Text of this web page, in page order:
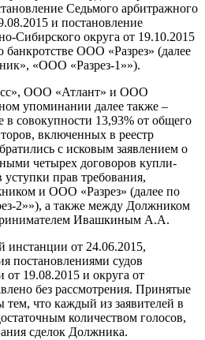
Седьмого арбитражного
и постановление
Сибирского округа от 19.10.2015
ООО «Разрез» (далее
«ООО «Разрез-1»»).
ООО «Атлант» и ООО
упоминании далее также –
в совокупности 13,93% от общего
включенных в реестр
с исковым заявлением о
четырех договоров купли-
прав требования,
и ООО «Разрез» (далее по
2»»), а также между Должником
Ивашкиным А.А.
инстанции от 24.06.2015,
постановлениями судов
19.08.2015 и округа от
без рассмотрения. Принятые
что каждый из заявителей в
количеством голосов,
сделок Должника.